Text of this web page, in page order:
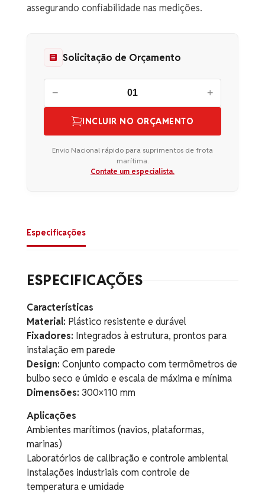
assegurando confiabilidade nas medições.
Solicitação de Orçamento
− +
INCLUIR NO ORÇAMENTO
Envio Nacional rápido para suprimentos de frota
marítima.
Contate um especialista.
Especificações
ESPECIFICAÇÕES
Características
Material: Plástico resistente e durável
Fixadores: Integrados à estrutura, prontos para
instalação em parede
Design: Conjunto compacto com termômetros de
bulbo seco e úmido e escala de máxima e mínima
Dimensões: 300×110 mm
Aplicações
Ambientes marítimos (navios, plataformas,
marinas)
Laboratórios de calibração e controle ambiental
Instalações industriais com controle de
temperatura e umidade